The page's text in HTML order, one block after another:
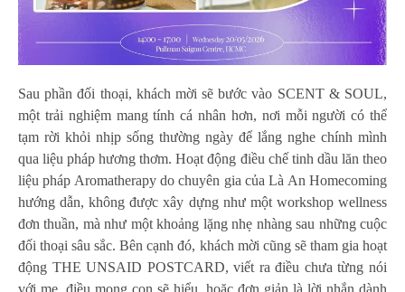
Sau phần đối thoại, khách mời sẽ bước vào SCENT & SOUL,
một trải nghiệm mang tính cá nhân hơn, nơi mỗi người có thể
tạm rời khỏi nhịp sống thường ngày để lắng nghe chính mình
qua liệu pháp hương thơm. Hoạt động điều chế tinh dầu lăn theo
liệu pháp Aromatherapy do chuyên gia của Là An Homecoming
hướng dẫn, không được xây dựng như một workshop wellness
đơn thuần, mà như một khoảng lặng nhẹ nhàng sau những cuộc
đối thoại sâu sắc. Bên cạnh đó, khách mời cũng sẽ tham gia hoạt
động THE UNSAID POSTCARD, viết ra điều chưa từng nói
với mẹ, điều mong con sẽ hiểu, hoặc đơn giản là lời nhắn dành